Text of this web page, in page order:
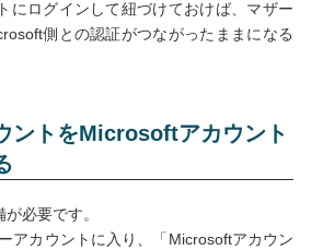
にログインして紐づけておけば、マザー
側との認証がつながったままになる
ントをMicrosoftアカウント
必要です。
アカウントに入り、「Microsoftアカウン